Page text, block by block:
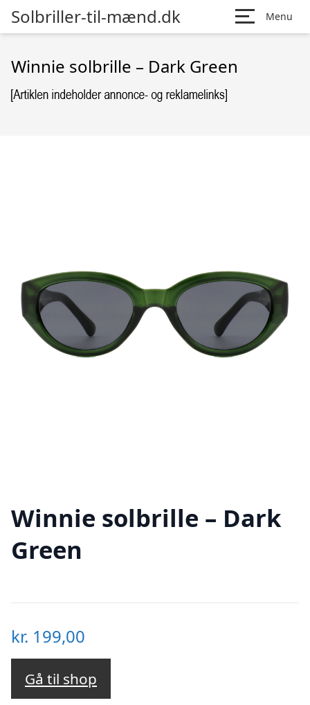
Solbriller-til-mænd.dk Menu
Winnie solbrille – Dark Green
Winnie solbrille – Dark
Green
kr. 199,00
Gå til shop